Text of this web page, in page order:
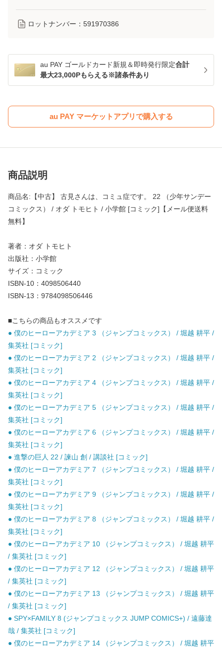
ロットナンバー： 591970386
au PAY ゴールドカード新規＆即時発行限定合計
最大23,000Pもらえる※諸条件あり
au PAY マーケットアプリで購入する
商品説明
商品名:【中古】 古見さんは、コミュ症です。 22 （少年サンデー
コミックス） / オダ トモヒト / 小学館 [コミック]【メール便送料
無料】
著者：オダ トモヒト
出版社：小学館
サイズ：コミック
ISBN-10：4098506440
ISBN-13：9784098506446
■こちらの商品もオススメです
● 僕のヒーローアカデミア 3 （ジャンプコミックス） / 堀越 耕平 /
集英社 [コミック]
● 僕のヒーローアカデミア 2 （ジャンプコミックス） / 堀越 耕平 /
集英社 [コミック]
● 僕のヒーローアカデミア 4 （ジャンプコミックス） / 堀越 耕平 /
集英社 [コミック]
● 僕のヒーローアカデミア 5 （ジャンプコミックス） / 堀越 耕平 /
集英社 [コミック]
● 僕のヒーローアカデミア 6 （ジャンプコミックス） / 堀越 耕平 /
集英社 [コミック]
● 進撃の巨人 22 / 諫山 創 / 講談社 [コミック]
● 僕のヒーローアカデミア 7 （ジャンプコミックス） / 堀越 耕平 /
集英社 [コミック]
● 僕のヒーローアカデミア 9 （ジャンプコミックス） / 堀越 耕平 /
集英社 [コミック]
● 僕のヒーローアカデミア 8 （ジャンプコミックス） / 堀越 耕平 /
集英社 [コミック]
● 僕のヒーローアカデミア 10 （ジャンプコミックス） / 堀越 耕平
/ 集英社 [コミック]
● 僕のヒーローアカデミア 12 （ジャンプコミックス） / 堀越 耕平
/ 集英社 [コミック]
● 僕のヒーローアカデミア 13 （ジャンプコミックス） / 堀越 耕平
/ 集英社 [コミック]
● SPY×FAMILY 8 (ジャンプコミックス JUMP COMICS+) / 遠藤達
哉 / 集英社 [コミック]
● 僕のヒーローアカデミア 14 （ジャンプコミックス） / 堀越 耕平